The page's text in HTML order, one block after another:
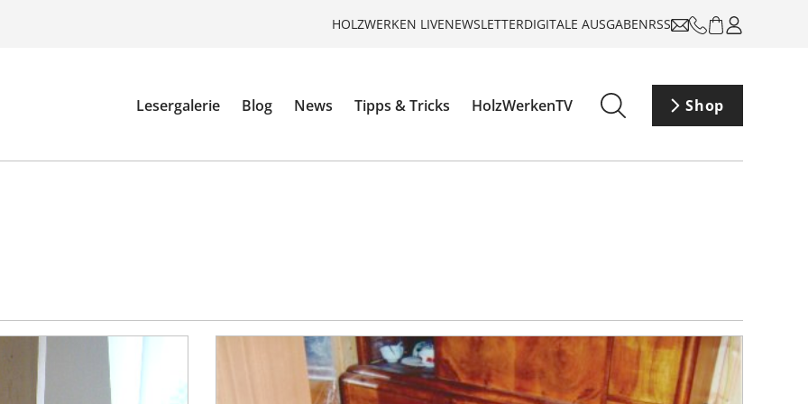
HOLZWERKEN LIVENEWSLETTERDIGITALE AUSGABENRSS
Lesergalerie Blog News Tipps & Tricks HolzWerkenTV Shop